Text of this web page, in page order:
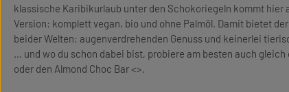
klassische Karibikurlaub unter den Schokoriegeln kommt hier
Version: komplett vegan, bio und ohne Palmöl. Damit bietet
beider Welten: augenverdrehenden Genuss und keinerlei
… und wo du schon dabei bist, probiere am besten auch gleich
oder den Almond Choc Bar <>.